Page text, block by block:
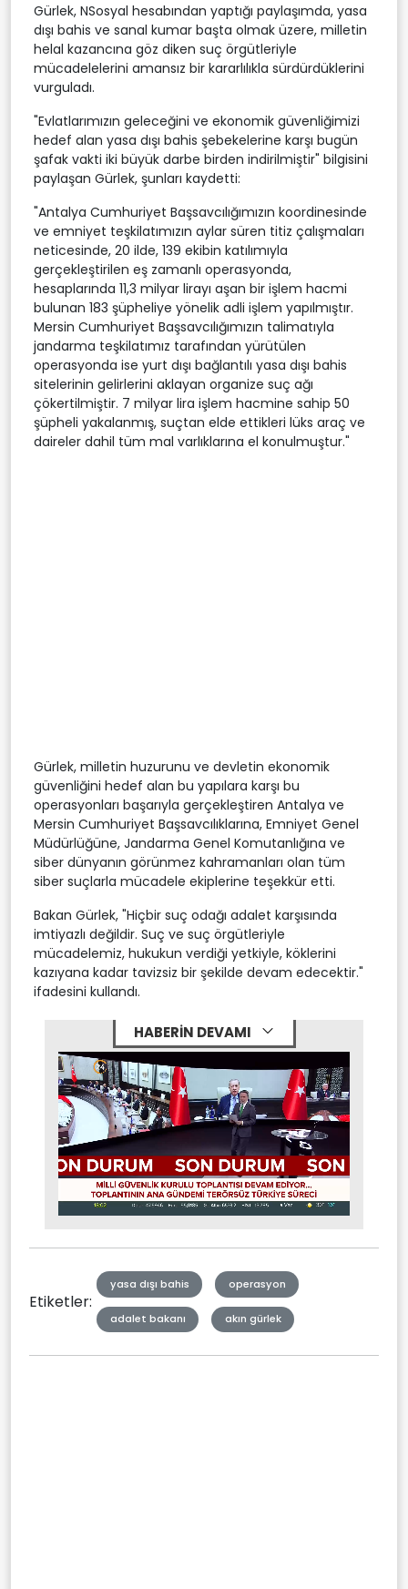
Gürlek, NSosyal hesabından yaptığı paylaşımda, yasa
dışı bahis ve sanal kumar başta olmak üzere, milletin
helal kazancına göz diken suç örgütleriyle
mücadelelerini amansız bir kararlılıkla sürdürdüklerini
vurguladı.
"Evlatlarımızın geleceğini ve ekonomik güvenliğimizi
hedef alan yasa dışı bahis şebekelerine karşı bugün
şafak vakti iki büyük darbe birden indirilmiştir" bilgisini
paylaşan Gürlek, şunları kaydetti:
"Antalya Cumhuriyet Başsavcılığımızın koordinesinde
ve emniyet teşkilatımızın aylar süren titiz çalışmaları
neticesinde, 20 ilde, 139 ekibin katılımıyla
gerçekleştirilen eş zamanlı operasyonda,
hesaplarında 11,3 milyar lirayı aşan bir işlem hacmi
bulunan 183 şüpheliye yönelik adli işlem yapılmıştır.
Mersin Cumhuriyet Başsavcılığımızın talimatıyla
jandarma teşkilatımız tarafından yürütülen
operasyonda ise yurt dışı bağlantılı yasa dışı bahis
sitelerinin gelirlerini aklayan organize suç ağı
çökertilmiştir. 7 milyar lira işlem hacmine sahip 50
şüpheli yakalanmış, suçtan elde ettikleri lüks araç ve
daireler dahil tüm mal varlıklarına el konulmuştur."
Gürlek, milletin huzurunu ve devletin ekonomik
güvenliğini hedef alan bu yapılara karşı bu
operasyonları başarıyla gerçekleştiren Antalya ve
Mersin Cumhuriyet Başsavcılıklarına, Emniyet Genel
Müdürlüğüne, Jandarma Genel Komutanlığına ve
siber dünyanın görünmez kahramanları olan tüm
siber suçlarla mücadele ekiplerine teşekkür etti.
Bakan Gürlek, "Hiçbir suç odağı adalet karşısında
imtiyazlı değildir. Suç ve suç örgütleriyle
mücadelemiz, hukukun verdiği yetkiyle, köklerini
kazıyana kadar tavizsiz bir şekilde devam edecektir."
ifadesini kullandı.
HABERİN DEVAMI
Mute Stream
Etiketler:
yasa dışı bahis operasyon
adalet bakanı akın gürlek